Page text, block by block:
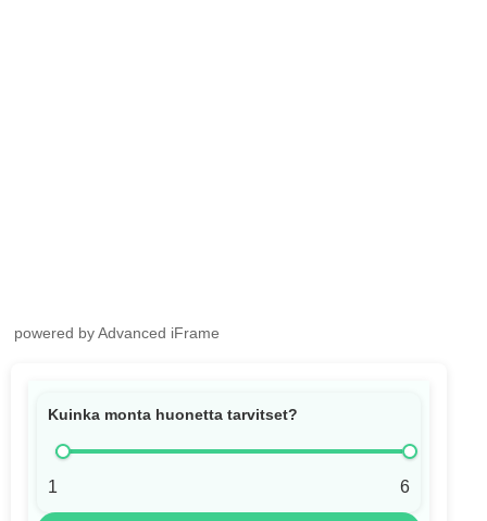
powered by Advanced iFrame
Kuinka monta huonetta tarvitset?
1 6